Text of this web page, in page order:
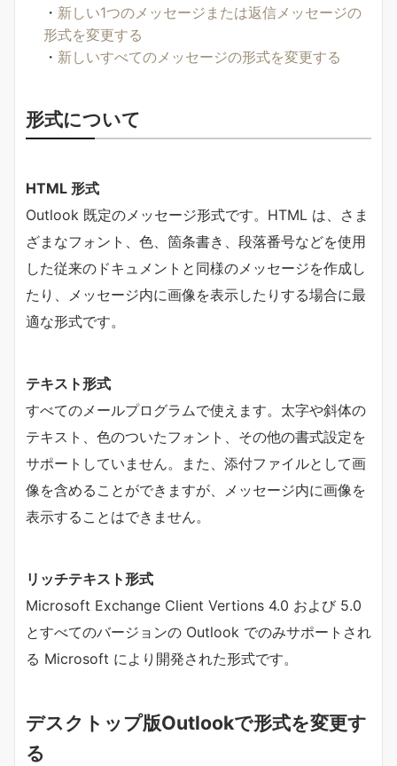
・ 新しい1つのメッセージまたは返信メッセージの
形式を変更する
・ 新しいすべてのメッセージの形式を変更する
形式について
HTML 形式
Outlook 既定のメッセージ形式です。HTML は、さま
ざまなフォント、色、箇条書き、段落番号などを使用
した従来のドキュメントと同様のメッセージを作成し
たり、メッセージ内に画像を表示したりする場合に最
適な形式です。
テキスト形式
すべてのメールプログラムで使えます。太字や斜体の
テキスト、色のついたフォント、その他の書式設定を
サポートしていません。また、添付ファイルとして画
像を含めることができますが、メッセージ内に画像を
表示することはできません。
リッチテキスト形式
Microsoft Exchange Client Vertions 4.0 および 5.0
とすべてのバージョンの Outlook でのみサポートされ
る Microsoft により開発された形式です。
デスクトップ版Outlookで形式を変更す
る